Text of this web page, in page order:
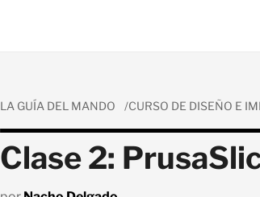
LA GUÍA DEL MANDO CURSO DE DISEÑO E
Clase 2: